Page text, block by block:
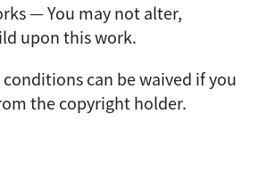
— You may not alter,
upon this work.
can be waived if you
the copyright holder.